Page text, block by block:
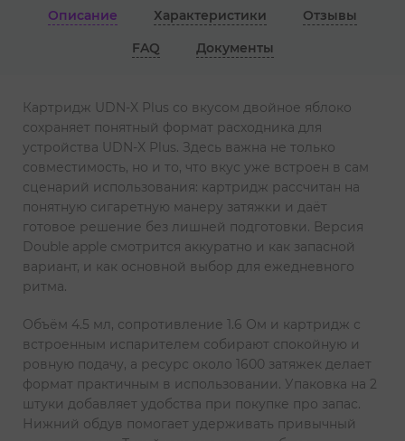
Описание Характеристики
Отзывы
FAQ
Документы
Картридж UDN-X Plus со вкусом двойное яблоко
сохраняет понятный формат расходника для
устройства UDN-X Plus. Здесь важна не только
совместимость, но и то, что вкус уже встроен в сам
сценарий использования: картридж рассчитан на
понятную сигаретную манеру затяжки и даёт
готовое решение без лишней подготовки. Версия
Double apple смотрится аккуратно и как запасной
вариант, и как основной выбор для ежедневного
ритма.
Объём 4.5 мл, сопротивление 1.6 Ом и картридж с
встроенным испарителем собирают спокойную и
ровную подачу, а ресурс около 1600 затяжек делает
формат практичным в использовании. Упаковка на 2
штуки добавляет удобства при покупке про запас.
Нижний обдув помогает удерживать привычный